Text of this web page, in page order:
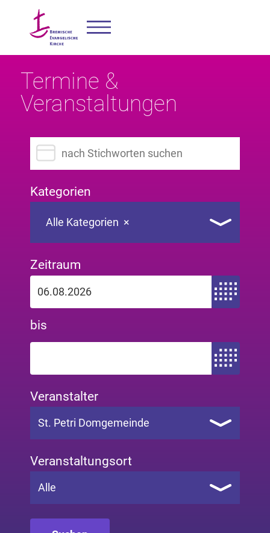
Termine &
Veranstaltungen
Suchbegriff eingeben
Kategorien
×
Alle Kategorien
Zeitraum
Zeitraum von
bis
Zeitraum bis
Veranstalter
St. Petri Domgemeinde
Veranstaltungsort
Alle